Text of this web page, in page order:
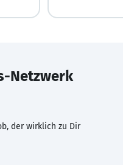
Netzwerk
der wirklich zu Dir